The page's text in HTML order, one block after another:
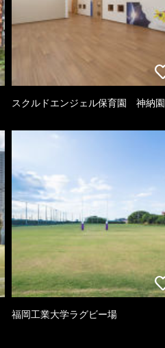
スクルドエンジェル保育園 神納園
福岡工業大学ラグビー場